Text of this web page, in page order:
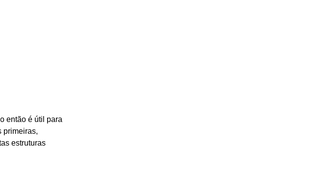
então é útil para
primeiras,
estruturas